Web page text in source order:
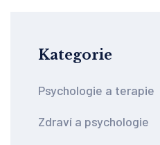
Kategorie
Psychologie a terapie
Zdraví a psychologie